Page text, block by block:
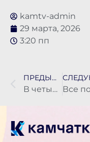
kamtv-admin
29 марта, 2026
3:20 пп
ПРЕДЫДУЩАЯ НОВОСТЬ
В четырёх посёлках Камчатского края выпал вулканический пепел